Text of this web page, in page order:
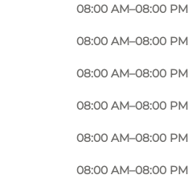
08:00 AM–08:00 PM
08:00 AM–08:00 PM
08:00 AM–08:00 PM
08:00 AM–08:00 PM
08:00 AM–08:00 PM
08:00 AM–08:00 PM
til et lille
i det sydlige
i 1987 og omlagt til
har åbent torsdag,